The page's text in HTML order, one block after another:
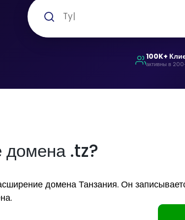
100K+
активны в
домена .tz?
домена Танзания. Он